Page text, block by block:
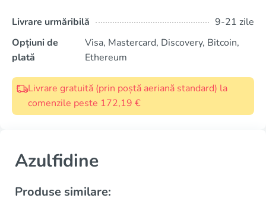
Livrare urmăribilă
9-21 zile
Opțiuni de
plată
Visa, Mastercard, Discovery, Bitcoin,
Ethereum
Livrare gratuită (prin poștă aeriană standard) la
comenzile peste 172,19 €
Azulfidine
Produse similare: